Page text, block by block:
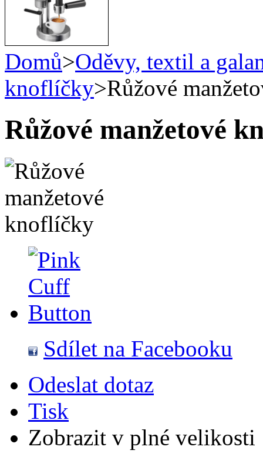
Domů>Oděvy, textil a
knoflíčky>Růžové
Růžové manžetové
Sdílet na Facebooku
Odeslat dotaz
Tisk
Zobrazit v plné velikosti